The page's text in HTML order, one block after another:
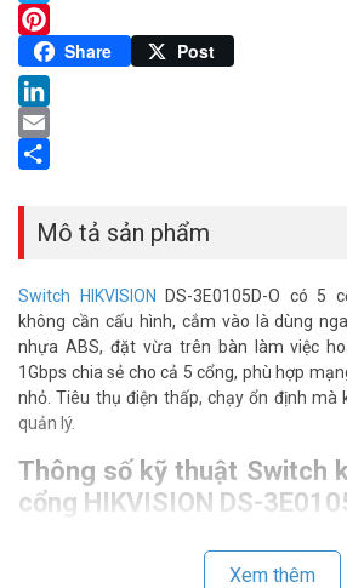
Twitter
Pinterest
Share Post
LinkedIn
Email
Mô tả sản phẩm
Switch HIKVISION DS-3E0105D-O có 5
không cần cấu hình, cắm vào là dùng
nhựa ABS, đặt vừa trên bàn làm việc
1Gbps chia sẻ cho cả 5 cổng, phù hợp
nhỏ. Tiêu thụ điện thấp, chạy ổn định mà
quản lý.
Thông số kỹ thuật Switch
cổng HIKVISION DS-
Xem thêm